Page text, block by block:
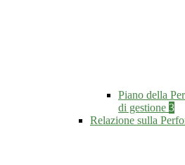
Piano della
di gestione 3
Relazione sulla